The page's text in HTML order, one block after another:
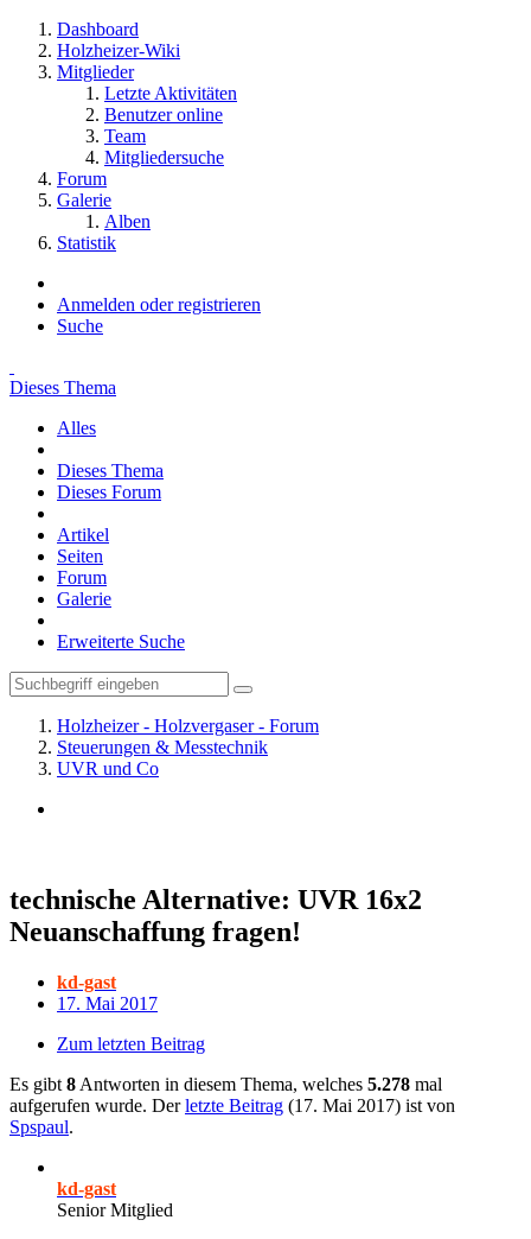
Dashboard
Holzheizer-Wiki
Mitglieder
Letzte Aktivitäten
Benutzer online
Team
Mitgliedersuche
Forum
Galerie
Alben
Statistik
Anmelden oder registrieren
Suche
Dieses Thema
Alles
Dieses Thema
Dieses Forum
Artikel
Seiten
Forum
Galerie
Erweiterte Suche
Holzheizer - Holzvergaser - Forum
Steuerungen & Messtechnik
UVR und Co
technische Alternative: UVR 16x2
Neuanschaffung fragen!
kd-gast
17. Mai 2017
Zum letzten Beitrag
Es gibt 8 Antworten in diesem Thema, welches 5.278 mal
aufgerufen wurde. Derletzte Beitrag (17. Mai 2017) ist von
Spspaul.
kd-gast
Senior Mitglied